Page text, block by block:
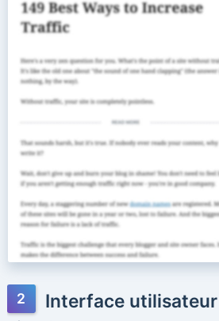
Interface